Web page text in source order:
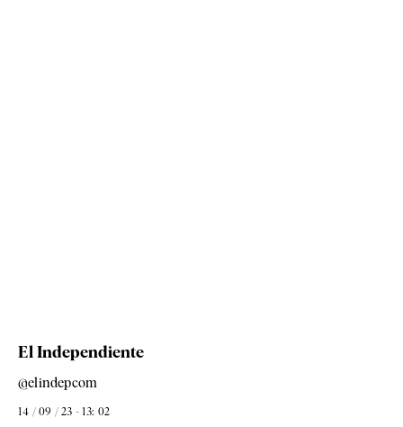
El Independiente
@elindepcom
14 / 09 / 23 - 13: 02